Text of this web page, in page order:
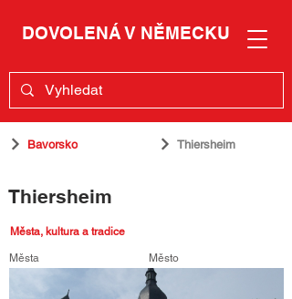
DOVOLENÁ V NĚMECKU
Bavorsko Thiersheim
Thiersheim
Města, kultura a tradice
Města Město